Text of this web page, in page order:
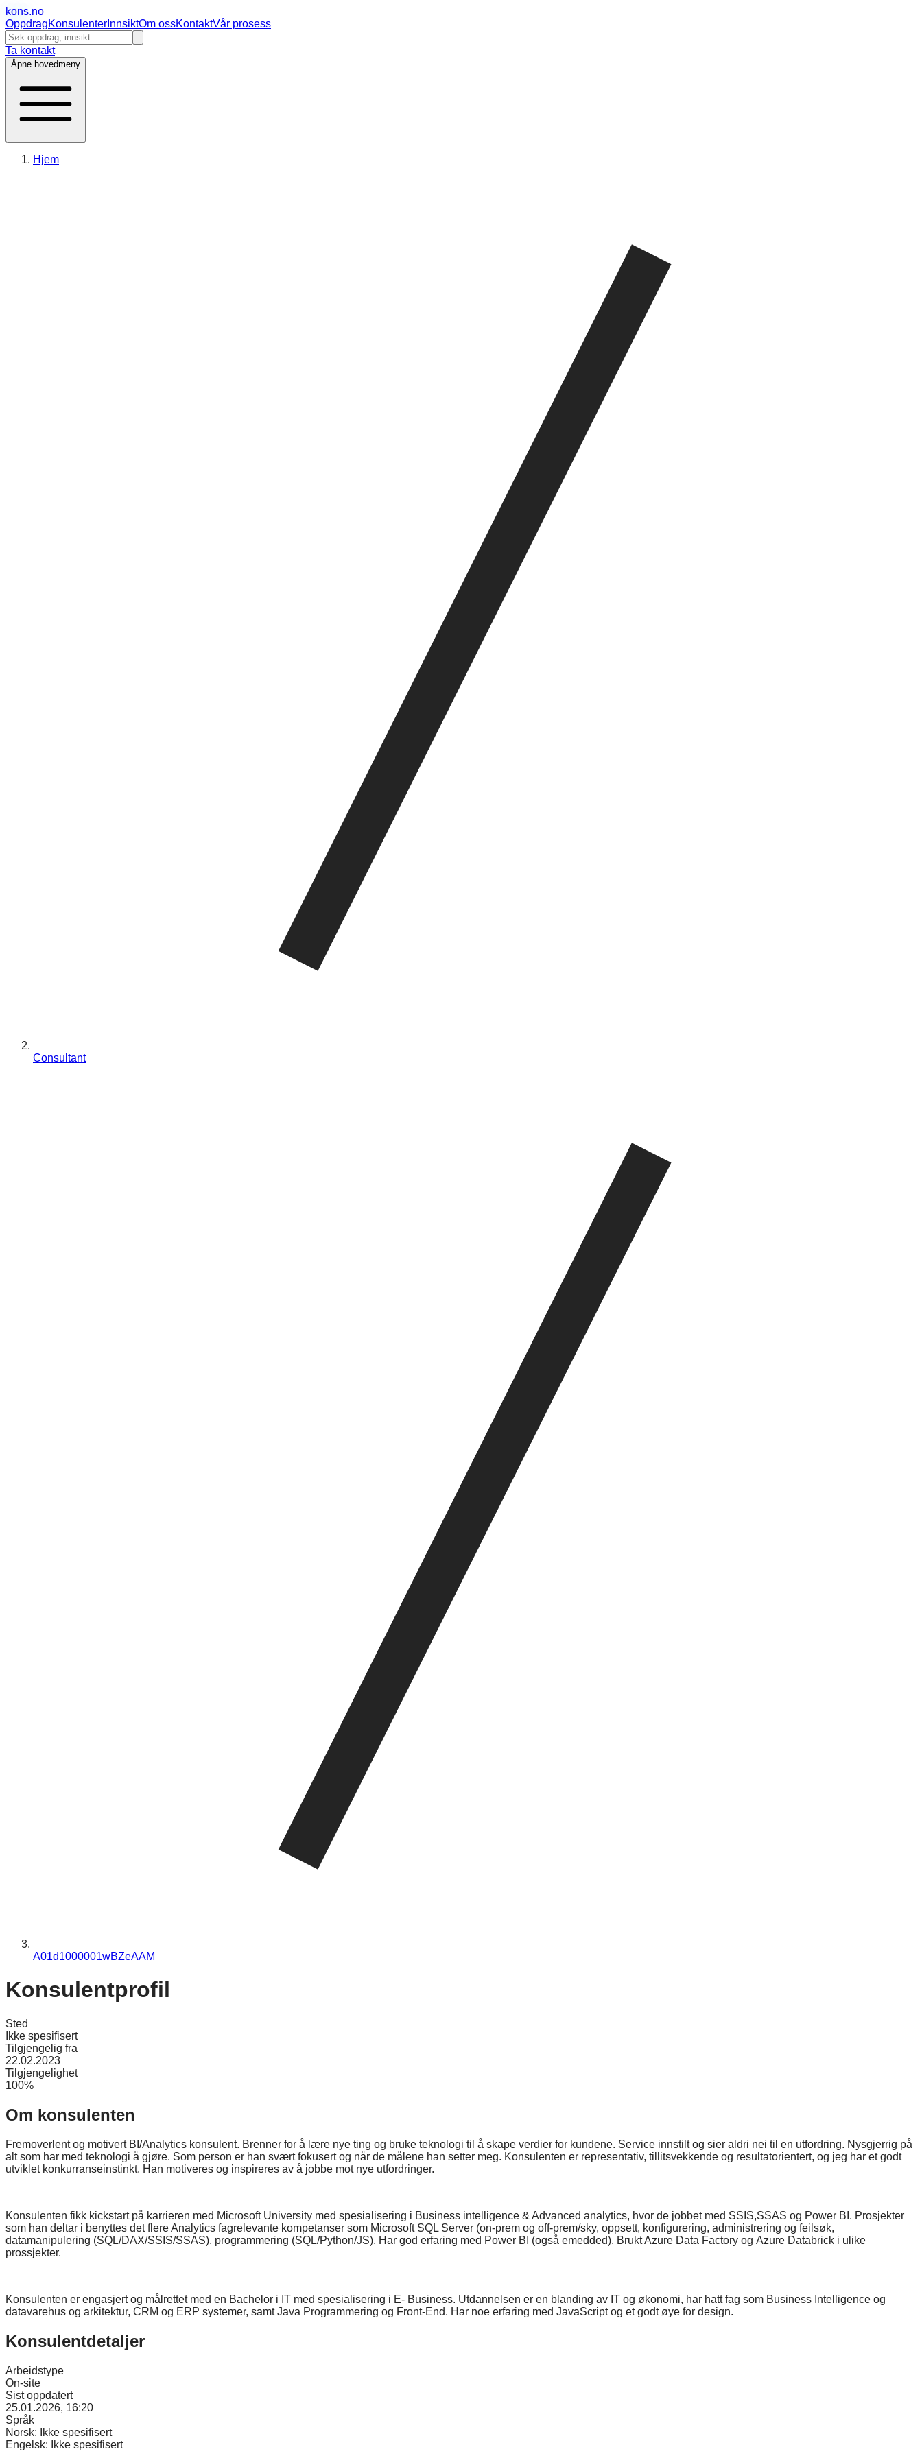
kons.no
OppdragKonsulenter InnsiktOm ossKontaktVår prosess
Ta kontakt
Åpne hovedmeny
Hjem
Consultant
A01d1000001wBZeAAM
Konsulentprofil
Sted
Ikke spesifisert
Tilgjengelig fra
22.02.2023
Tilgjengelighet
100%
Om konsulenten
Fremoverlent og motivert BI/Analytics konsulent. Brenner for å lære nye ting og bruke teknologi til å skape verdier for kundene. Service innstilt og sier aldri nei til en utfordring. Nysgjerrig på
alt som har med teknologi å gjøre. Som person er han svært fokusert og når de målene han setter meg. Konsulenten er representativ, tillitsvekkende og resultatorientert, og jeg har et godt
utviklet konkurranseinstinkt. Han motiveres og inspireres av å jobbe mot nye utfordringer.
Konsulenten fikk kickstart på karrieren med Microsoft University med spesialisering i Business intelligence & Advanced analytics, hvor de jobbet med SSIS,SSAS og Power BI. Prosjekter
som han deltar i benyttes det flere Analytics fagrelevante kompetanser som Microsoft SQL Server (on-prem og off-prem/sky, oppsett, konfigurering, administrering og feilsøk,
datamanipulering (SQL/DAX/SSIS/SSAS), programmering (SQL/Python/JS). Har god erfaring med Power BI (også emedded). Brukt Azure Data Factory og Azure Databrick i ulike
prossjekter.
Konsulenten er engasjert og målrettet med en Bachelor i IT med spesialisering i E- Business. Utdannelsen er en blanding av IT og økonomi, har hatt fag som Business Intelligence og
datavarehus og arkitektur, CRM og ERP systemer, samt Java Programmering og Front-End. Har noe erfaring med JavaScript og et godt øye for design.
Konsulentdetaljer
Arbeidstype
On-site
Sist oppdatert
25.01.2026, 16:20
Språk
Norsk:
Ikke spesifisert
Engelsk:
Ikke spesifisert